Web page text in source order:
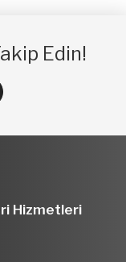
Edin!
Hizmetleri